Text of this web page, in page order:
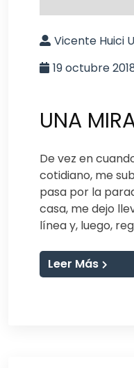
Vicente Huici
19 octubre
UNA
De vez en
cotidiano, me
pasa por la
casa, me dejo
línea y, luego,
Leer Más